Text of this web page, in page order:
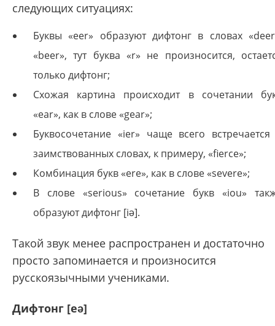
следующих ситуациях:
Буквы «eer» образуют дифтонг в словах
«beer», тут буква «r» не произносится,
только дифтонг;
Схожая картина происходит в сочетании
«ear», как в слове «gear»;
Буквосочетание «ier» чаще всего
заимствованных словах, к примеру, «fierce»;
Комбинация букв «ere», как в слове «severe»;
В слове «serious» сочетание букв «iou»
образуют дифтонг [iə].
Такой звук менее распространен и достаточно
просто запоминается и произносится
русскоязычными учениками.
Дифтонг [eə]